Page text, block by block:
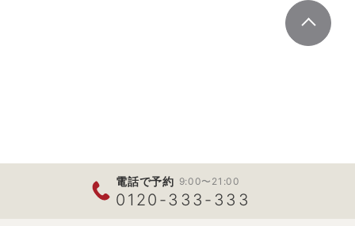
電話で予約 9:00〜21:00
0120-333-333